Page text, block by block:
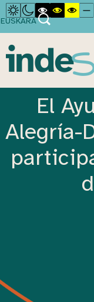
EUSKARA
El
Alegría-